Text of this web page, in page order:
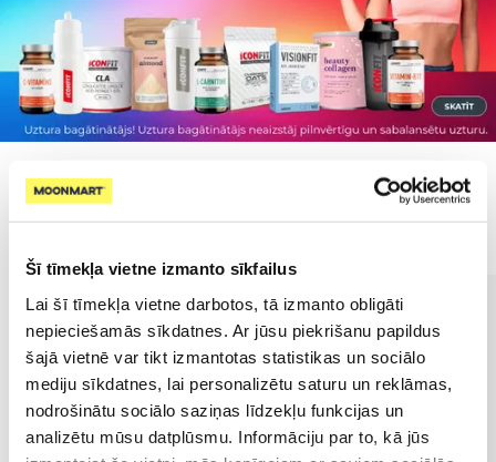
Šī tīmekļa vietne izmanto sīkfailus
Lai šī tīmekļa vietne darbotos, tā izmanto obligāti
nepieciešamās sīkdatnes. Ar jūsu piekrišanu papildus
šajā vietnē var tikt izmantotas statistikas un sociālo
mediju sīkdatnes, lai personalizētu saturu un reklāmas,
nodrošinātu sociālo saziņas līdzekļu funkcijas un
analizētu mūsu datplūsmu. Informāciju par to, kā jūs
Populārākie kategorijā